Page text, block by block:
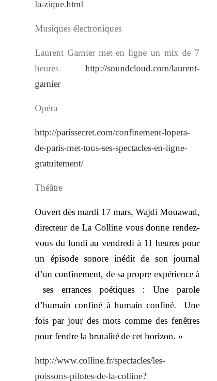
la-zique.html
Musiques électroniques
Laurent Garnier met en ligne un mix de 7
heures http://soundcloud.com/laurent-
garnier
Opéra
http://parissecret.com/confinement-lopera-
de-paris-met-tous-ses-spectacles-en-ligne-
gratuitement/
Théâtre
Ouvert dès mardi 17 mars, Wajdi Mouawad,
directeur de La Colline vous donne rendez-
vous du lundi au vendredi à 11 heures pour
un épisode sonore inédit de son journal
d’un confinement, de sa propre expérience à
ses errances poétiques : Une parole
d’humain confiné à humain confiné.
Une
fois par jour des mots comme des fenêtres
pour fendre la brutalitéde cet horizon. »
http://www.colline.fr/spectacles/les-
poissons-pilotes-de-la-colline?